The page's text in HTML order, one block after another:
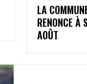
LA
RENONCE À
AOÛT